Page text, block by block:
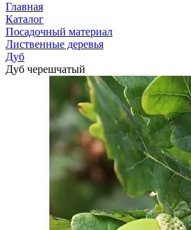
Главная
Каталог
Посадочный материал
Лиственные деревья
Дуб
Дуб черешчатый